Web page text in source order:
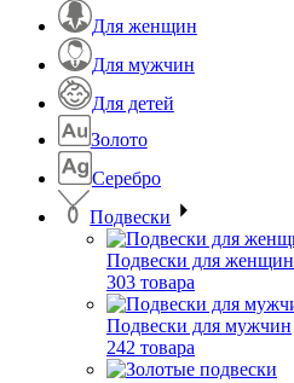
Для женщин
Для мужчин
Для детей
Золото
Серебро
Подвески
Подвески для женщин
303 товара
Подвески для мужчин
242 товара